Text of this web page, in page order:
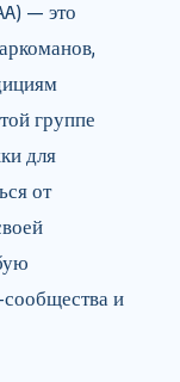
— это
группе
для
от
и